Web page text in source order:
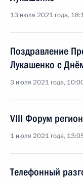
13 июля 2021 года,
Поздравление
Лукашенко с
3 июля 2021 года,
VIII Форум
1 июля 2021 года,
Телефонный